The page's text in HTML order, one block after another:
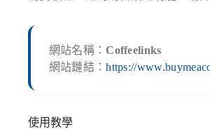
網站名稱：Coffeelinks
網站鏈結：https://
使用教學